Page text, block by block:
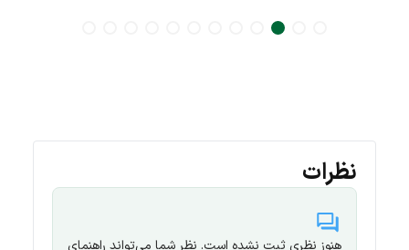
نظرات
هنوز نظری ثبت نشده است. نظر شما می‌تواند راهنمای